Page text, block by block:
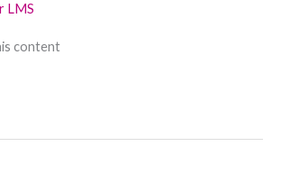
LMS
content